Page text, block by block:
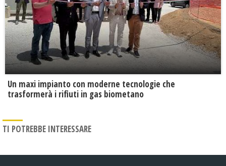
Un maxi impianto con moderne tecnologie che
trasformerà i rifiuti in gas biometano
TI POTREBBE INTERESSARE